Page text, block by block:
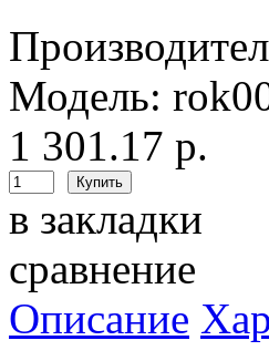
Модель:
1 301.17 р.
в закладки
сравнение
Описание